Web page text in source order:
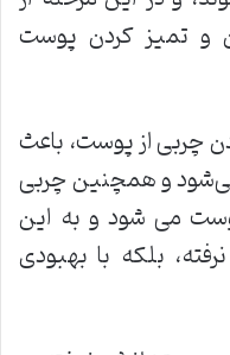
و تمیز کردن پوست
چربی از پوست، باعث
و همچنین چربی
می­ شود و به این
بلکه با بهبودی